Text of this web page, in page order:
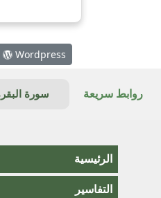
Wordpress
روابط سريعة سورة
الرئيسية
التفاسير